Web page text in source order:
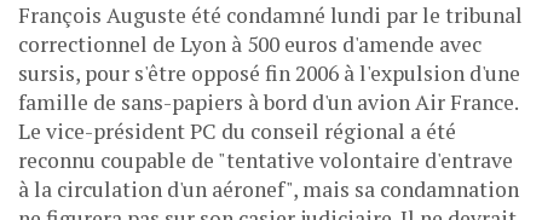
François Auguste été condamné lundi par le tribunal
correctionnel de Lyon à 500 euros d'amende avec
sursis, pour s'être opposé fin 2006 à l'expulsion d'une
famille de sans-papiers à bord d'un avion Air France.
Le vice-président PC du conseil régional a été
reconnu coupable de "tentative volontaire d'entrave
à la circulation d'un aéronef", mais sa condamnation